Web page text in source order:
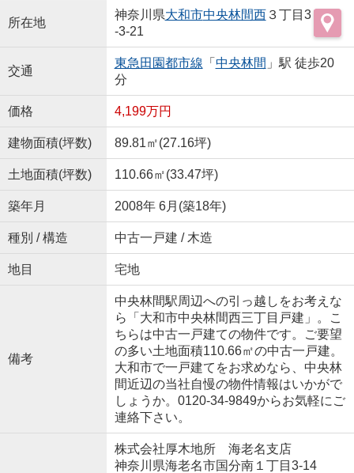
所在地
神奈川県大和市中央林間西３丁目3
-3-21
交通
東急田園都市線 「 中央林間 」駅 徒歩20
分
価格 4,199万円
建物面積(坪数) 89.81㎡(27.16坪)
土地面積(坪数) 110.66㎡(33.47坪)
築年月 2008年 6月(築18年)
種別 / 構造 中古一戸建 / 木造
地目 宅地
備考
中央林間駅周辺への引っ越しをお考えな
ら「大和市中央林間西三丁目戸建」。こ
ちらは中古一戸建ての物件です。ご要望
の多い土地面積110.66㎡の中古一戸建。
大和市で一戸建てをお求めなら、中央林
間近辺の当社自慢の物件情報はいかがで
しょうか。0120-34-9849からお気軽にご
連絡下さい。
株式会社厚木地所 海老名支店
神奈川県海老名市国分南１丁目3-14